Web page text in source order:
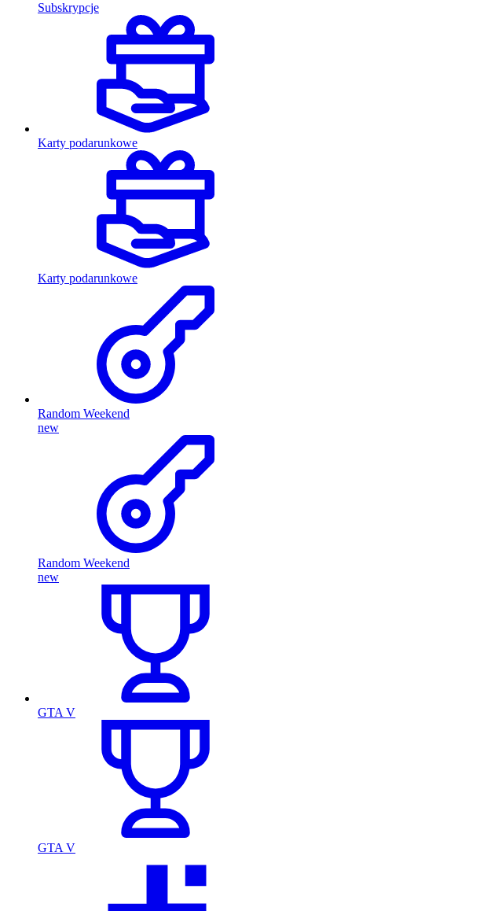
Subskrypcje
Karty podarunkowe
Karty podarunkowe
Random Weekend
new
Random Weekend
new
GTA V
GTA V